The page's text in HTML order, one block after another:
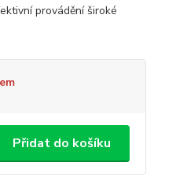
provádění široké
Přidat do košíku